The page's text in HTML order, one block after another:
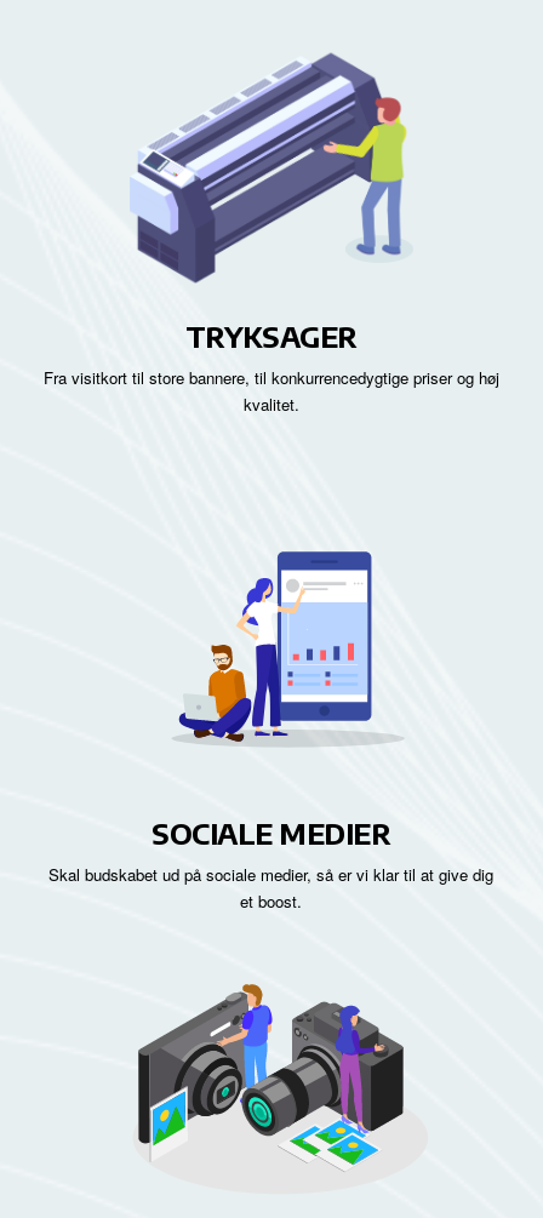
TRYKSAGER
Fra visitkort til store bannere, til konkurrencedygtige priser og høj
kvalitet.
SOCIALE MEDIER
Skal budskabet ud på sociale medier, så er vi klar til at give dig
et boost.